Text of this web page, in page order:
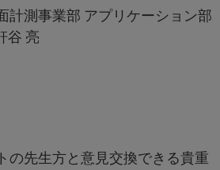
アプリケーション部
亮
の先生方と意見交換できる貴重